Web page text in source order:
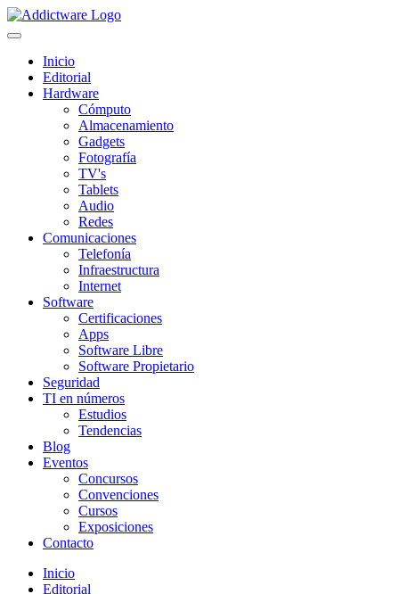
Inicio
Editorial
Hardware
Cómputo
Almacenamiento
Gadgets
Fotografía
TV's
Tablets
Audio
Redes
Comunicaciones
Telefonía
Infraestructura
Internet
Software
Certificaciones
Apps
Software Libre
Software Propietario
Seguridad
TI en números
Estudios
Tendencias
Blog
Eventos
Concursos
Convenciones
Cursos
Exposiciones
Contacto
Inicio
Editorial